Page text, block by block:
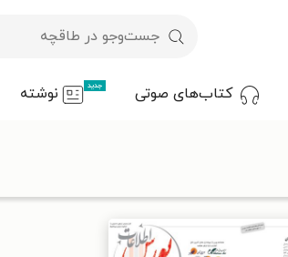
کتاب‌های صوتی جدید نوشته